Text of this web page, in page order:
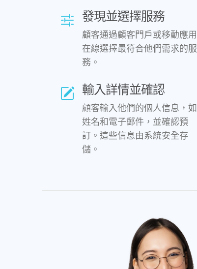
發現並選擇服務
顧客通過顧客門戶或移動應用
在線選擇最符合他們需求的服
務。
輸入詳情並確認
顧客輸入他們的個人信息，如
姓名和電子郵件，並確認預
訂。這些信息由系統安全存
儲。